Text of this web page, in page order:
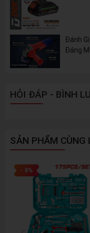
Đánh
Đáng
HỎI ĐÁP - BÌNH
SẢN PHẨM CÙNG
- 8%